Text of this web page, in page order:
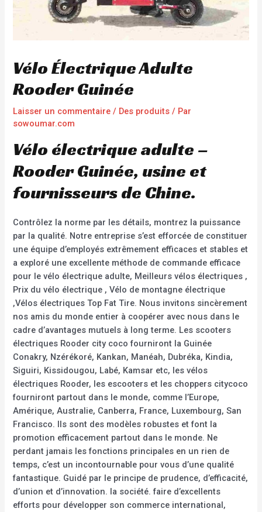
Vélo Électrique Adulte
Rooder Guinée
Laisser un commentaire / Des produits / Par
sowoumar.com
Vélo électrique adulte –
Rooder Guinée, usine et
fournisseurs de Chine.
Contrôlez la norme par les détails, montrez la puissance
par la qualité. Notre entreprise s’est efforcée de constituer
une équipe d’employés extrêmement efficaces et stables et
a exploré une excellente méthode de commande efficace
pour le vélo électrique adulte, Meilleurs vélos électriques ,
Prix du vélo électrique , Vélo de montagne électrique
,Vélos électriques Top Fat Tire. Nous invitons sincèrement
nos amis du monde entier à coopérer avec nous dans le
cadre d’avantages mutuels à long terme. Les scooters
électriques Rooder city coco fourniront la Guinée
Conakry, Nzérékoré, Kankan, Manéah, Dubréka, Kindia,
Siguiri, Kissidougou, Labé, Kamsar etc, les vélos
électriques Rooder, les escooters et les choppers citycoco
fourniront partout dans le monde, comme l’Europe,
Amérique, Australie, Canberra, France, Luxembourg, San
Francisco. Ils sont des modèles robustes et font la
promotion efficacement partout dans le monde. Ne
perdant jamais les fonctions principales en un rien de
temps, c’est un incontournable pour vous d’une qualité
fantastique. Guidé par le principe de prudence, d’efficacité,
d’union et d’innovation. la société. faire d’excellents
efforts pour développer son commerce international,